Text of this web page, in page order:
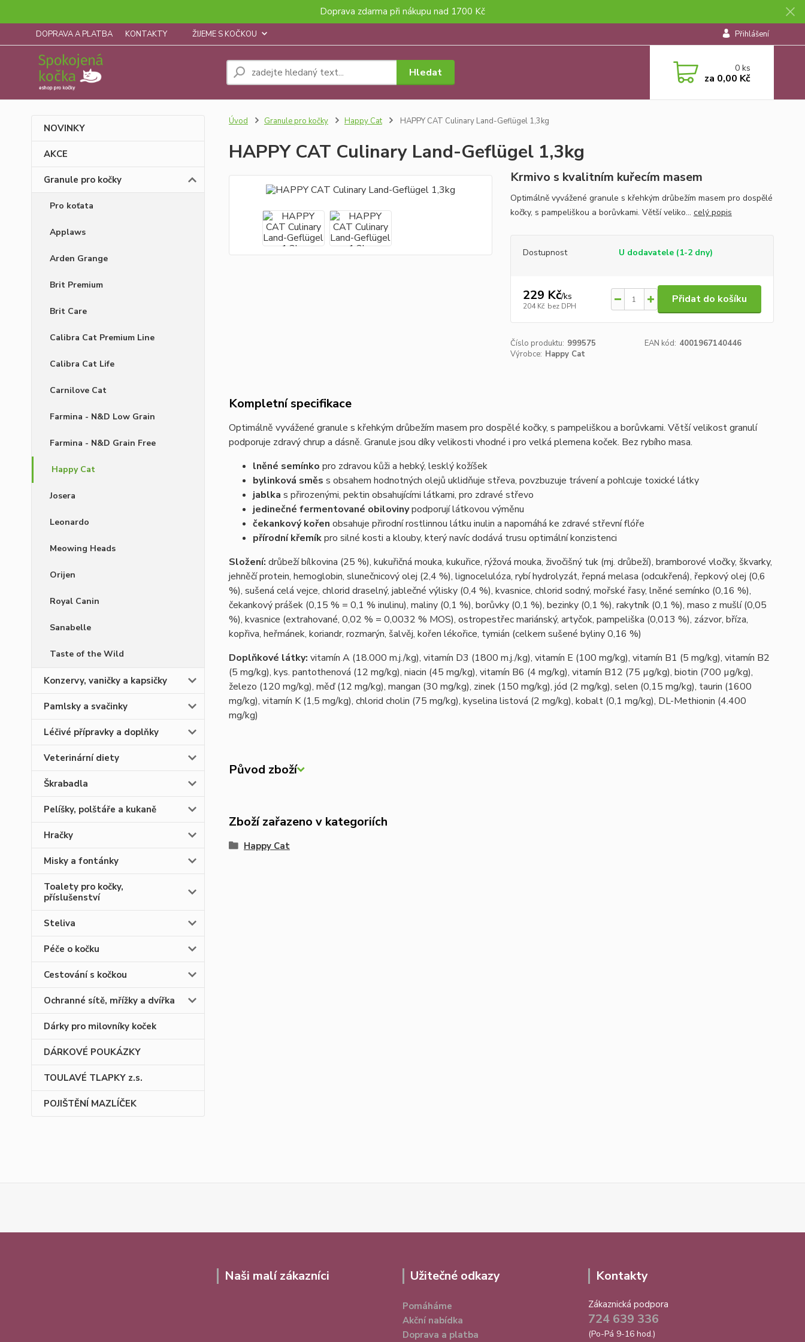
Doprava zdarma při nákupu nad 1700 Kč
DOPRAVA A PLATBA KONTAKTY ŽIJEME S KOČKOU Přihlášení
Hledat 0ks
za 0,00 Kč
NOVINKY
AKCE
Granule pro kočky
Pro koťata
Applaws
Arden Grange
Brit Premium
Brit Care
Calibra Cat Premium Line
Calibra Cat Life
Carnilove Cat
Farmina - N&D Low Grain
Farmina - N&D Grain Free
Happy Cat
Josera
Leonardo
Meowing Heads
Orijen
Royal Canin
Sanabelle
Taste of the Wild
Konzervy, vaničky a kapsičky
Pamlsky a svačinky
Léčivé přípravky a doplňky
Veterinární diety
Škrabadla
Pelíšky, polštáře a kukaně
Hračky
Misky a fontánky
Toalety pro kočky,
příslušenství
Steliva
Péče o kočku
Cestování s kočkou
Ochranné sítě, mřížky a dvířka
Dárky pro milovníky koček
DÁRKOVÉ POUKÁZKY
TOULAVÉ TLAPKY z.s.
POJIŠTĚNÍ MAZLÍČEK
Úvod Granule pro kočky Happy Cat HAPPY CAT Culinary Land-Geflügel 1,3kg
HAPPY CAT Culinary Land-Geflügel 1,3kg
Krmivo s kvalitním kuřecím masem
Optimálně vyvážené granule s křehkým drůbežím masem pro dospělé
kočky, s pampeliškou a borůvkami. Větší veliko... celý popis
Dostupnost U dodavatele (1-2 dny)
229 Kč/ks
204 Kč bez DPH
Přidat do košíku
Číslo produktu: 999575 EAN kód: 4001967140446
Výrobce: Happy Cat
Kompletní specifikace
Optimálně vyvážené granule s křehkým drůbežím masem pro dospělé kočky, s pampeliškou a borůvkami. Větší velikost granulí
podporuje zdravý chrup a dásně. Granule jsou díky velikosti vhodné i pro velká plemena koček. Bez rybího masa.
lněné semínko pro zdravou kůži a hebký, lesklý kožíšek
bylinková směs s obsahem hodnotných olejů uklidňuje střeva, povzbuzuje trávení a pohlcuje toxické látky
jablka s přirozenými, pektin obsahujícími látkami, pro zdravé střevo
jedinečné fermentované obilovinypodporují látkovou výměnu
čekankový kořen obsahuje přirodní rostlinnou látku inulin a napomáhá ke zdravé střevní flóře
přírodní křemíkpro silné kosti a klouby, který navíc dodává trusu optimální konzistenci
Složení: drůbeží bílkovina (25 %), kukuřičná mouka, kukuřice, rýžová mouka, živočišný tuk (mj. drůbeží), bramborové vločky, škvarky,
jehněčí protein, hemoglobin, slunečnicový olej (2,4 %), lignocelulóza, rybí hydrolyzát, řepná melasa (odcukřená), řepkový olej (0,6
%), sušená celá vejce, chlorid draselný, jablečné výlisky (0,4 %), kvasnice, chlorid sodný, mořské řasy, lněné semínko (0,16 %),
čekankový prášek (0,15 % = 0,1 % inulinu), maliny (0,1 %), borůvky (0,1 %), bezinky (0,1 %), rakytník (0,1 %), maso z mušlí (0,05
%), kvasnice (extrahované, 0,02 % = 0,0032 % MOS), ostropestřec mariánský, artyčok, pampeliška (0,013 %), zázvor, bříza,
kopřiva, heřmánek, koriandr, rozmarýn, šalvěj, kořen lékořice, tymián (celkem sušené byliny 0,16 %)
Doplňkové látky: vitamín A (18.000 m.j./kg), vitamín D3 (1800 m.j./kg), vitamín E (100 mg/kg), vitamín B1 (5 mg/kg), vitamín B2
(5 mg/kg), kys. pantothenová (12 mg/kg), niacin (45 mg/kg), vitamín B6 (4 mg/kg), vitamín B12 (75 µg/kg), biotin (700 µg/kg),
železo (120 mg/kg), měď (12 mg/kg), mangan (30 mg/kg), zinek (150 mg/kg), jód (2 mg/kg), selen (0,15 mg/kg), taurin (1600
mg/kg), vitamín K (1,5 mg/kg), chlorid cholin (75 mg/kg), kyselina listová (2 mg/kg), kobalt (0,1 mg/kg), DL-Methionin (4.400
mg/kg)
Původ zboží
Zboží zařazeno v kategoriích
Happy Cat
Naši malí zákazníci Užitečné odkazy
Pomáháme
Akční nabídka
Doprava a platba
Kontakty
Zákaznická podpora
724 639 336
(Po-Pá 9-16 hod.)